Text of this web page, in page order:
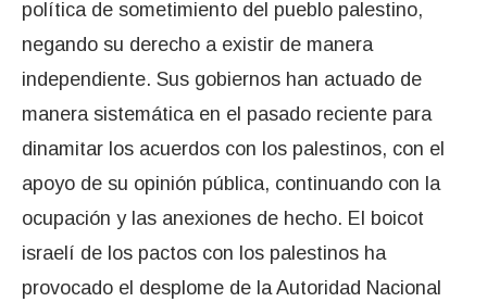
política de sometimiento del pueblo palestino,
negando su derecho a existir de manera
independiente. Sus gobiernos han actuado de
manera sistemática en el pasado reciente para
dinamitar los acuerdos con los palestinos, con el
apoyo de su opinión pública, continuando con la
ocupación y las anexiones de hecho. El boicot
israelí de los pactos con los palestinos ha
provocado el desplome de la Autoridad Nacional